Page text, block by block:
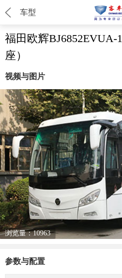
车型
福田欧辉BJ6852EVUA-
座）
视频与图片
浏览量：10963
参数与配置